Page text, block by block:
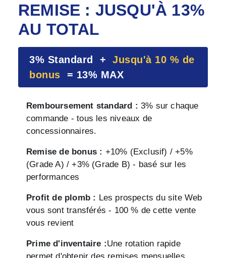
REMISE : JUSQU'À 13%
AU TOTAL
3% Standard + Jusqu'à 10 % de
bonus = 13% MAX
Remboursement standard : 3% sur chaque
commande - tous les niveaux de
concessionnaires.
Remise de bonus : +10% (Exclusif) / +5%
(Grade A) / +3% (Grade B) - basé sur les
performances
Profit de plomb : Les prospects du site Web
vous sont transférés - 100 % de cette vente
vous revient
Prime d'inventaire :Une rotation rapide